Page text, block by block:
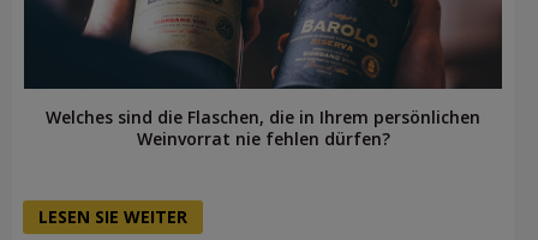
Welches sind die Flaschen, die in Ihrem persönlichen
Weinvorrat nie fehlen dürfen?
LESEN SIE WEITER